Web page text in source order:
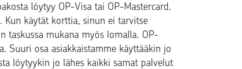
löytyy OP-Visa tai OP-Mastercard.
Kun käytät korttia, sinun ei tarvitse
taskussa mukana myös lomalla. OP-
Suuri osa asiakkaistamme käyttääkin jo
löytyykin jo lähes kaikki samat palvelut